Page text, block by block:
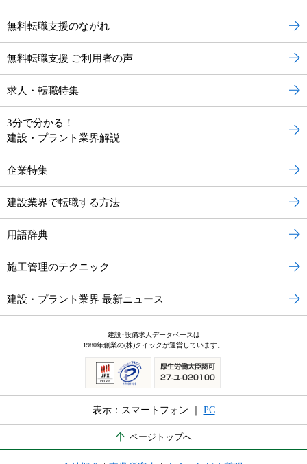
無料転職支援のながれ
無料転職支援 ご利用者の声
求人・転職特集
3分で分かる！
建設・プラント業界解説
企業特集
建設業界で転職する方法
用語辞典
施工管理のテクニック
建設・プラント業界 最新ニュース
建設･設備求人データベースは
1980年創業の(株)クイックが運営しています。
表示：スマートフォン ｜ PC
ページトップへ